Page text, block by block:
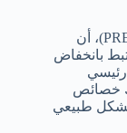
تظهر الأبحاث، بما في ذلك نتائج دراسة (PREDIMED)، أن
بانخفاض
خصائص
بشكل طبيعي